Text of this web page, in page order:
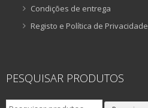
Condições de entrega
Registo e Política de Privacidade
PESQUISAR PRODUTOS
Pesquisar